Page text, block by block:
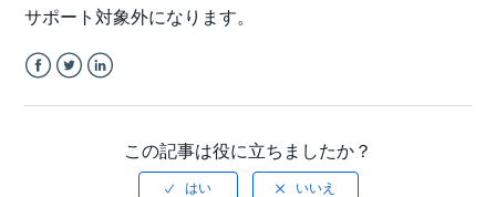
サポート対象外になります。
この記事は役に立ちましたか？